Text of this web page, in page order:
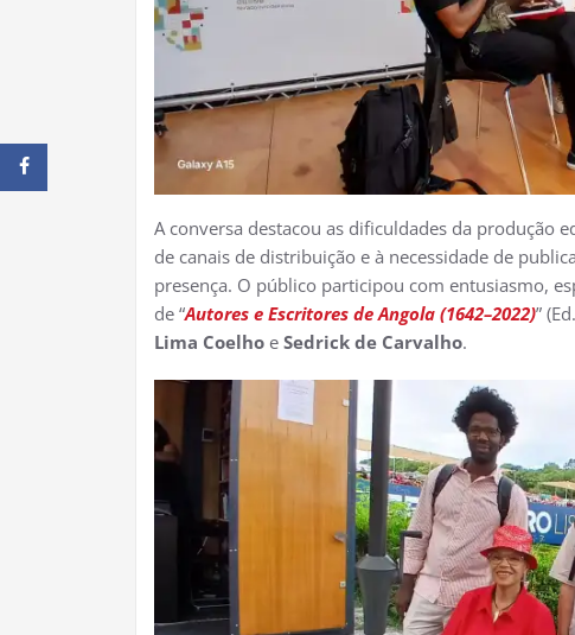
A conversa destacou as dificuldades da produção
de canais de distribuição e à necessidade de
presença. O público participou com entusiasmo,
de “Autores e Escritores de Angola (1642–2022)”
Lima Coelho e Sedrick de Carvalho.